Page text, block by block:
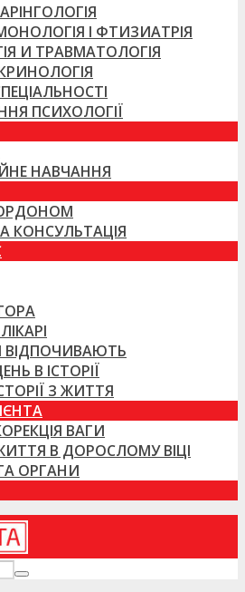
І ФТИЗИАТРІЯ
И ТРАВМАТОЛОГІЯ
ПСИХОЛОГІЇ
НАВЧАННЯ
КОНСУЛЬТАЦІЯ
ВІДПОЧИВАЮТЬ
В ІСТОРІЇ
З ЖИТТЯ
ВАГИ
В ДОРОСЛОМУ ВІЦІ
ОРГАНИ